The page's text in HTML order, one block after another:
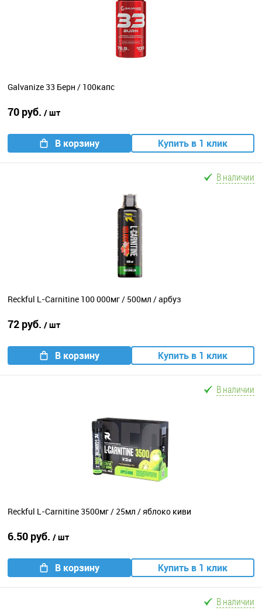
Galvanize 33 Берн / 100капс
70 руб. / шт
В корзину Купить в 1 клик
В наличии
Reckful L-Carnitine 100 000мг / 500мл / арбуз
72 руб. / шт
В корзину Купить в 1 клик
В наличии
Reckful L-Carnitine 3500мг / 25мл / яблоко киви
6.50 руб. / шт
В корзину Купить в 1 клик
В наличии